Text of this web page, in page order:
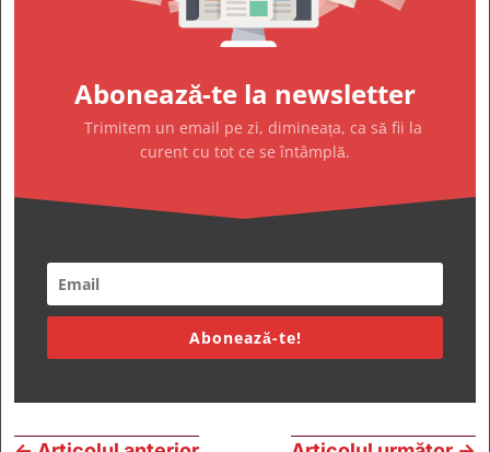
Abonează-te la newsletter
Trimitem un email pe zi, dimineața, ca să fii la
curent cu tot ce se întâmplă.
Abonează-te!